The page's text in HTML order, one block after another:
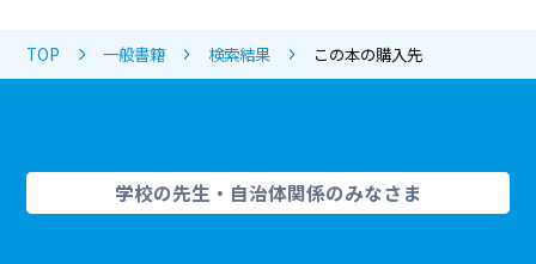
TOP 一般書籍 検索結果 この本の購入先
学校の先生・自治体関係のみなさま